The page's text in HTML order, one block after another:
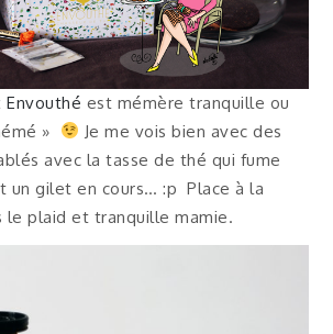
Envouthé est mémère tranquille ou
»
Je me vois bien avec des
avec la tasse de thé qui fume
un gilet en cours… :p Place à la
le plaid et tranquille mamie.